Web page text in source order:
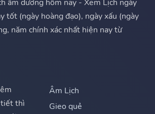
âm dương hôm nay - Xem Lịch ngày
tốt (ngày hoàng đạo), ngày xấu (ngày
năm chính xác nhất hiện nay từ
thì
Âm Lịch
Gieo quẻ